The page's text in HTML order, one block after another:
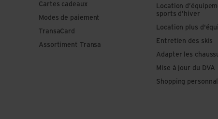
Cartes cadeaux
Modes de paiement
TransaCard
Assortiment Transa
Location
sports d’hiver
Location plus
Entretien des skis
Adapter les
Mise à jour du DVA
Shopping